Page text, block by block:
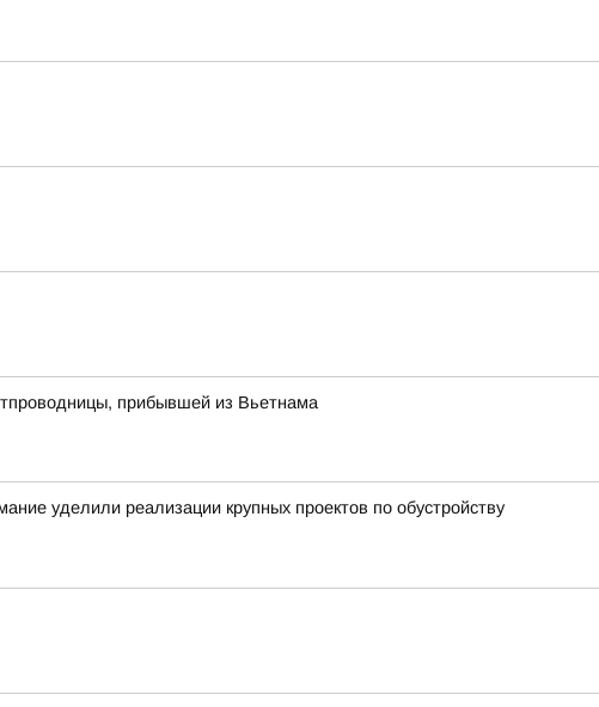
прибывшей из Вьетнама
уделили реализации крупных проектов по обустройству